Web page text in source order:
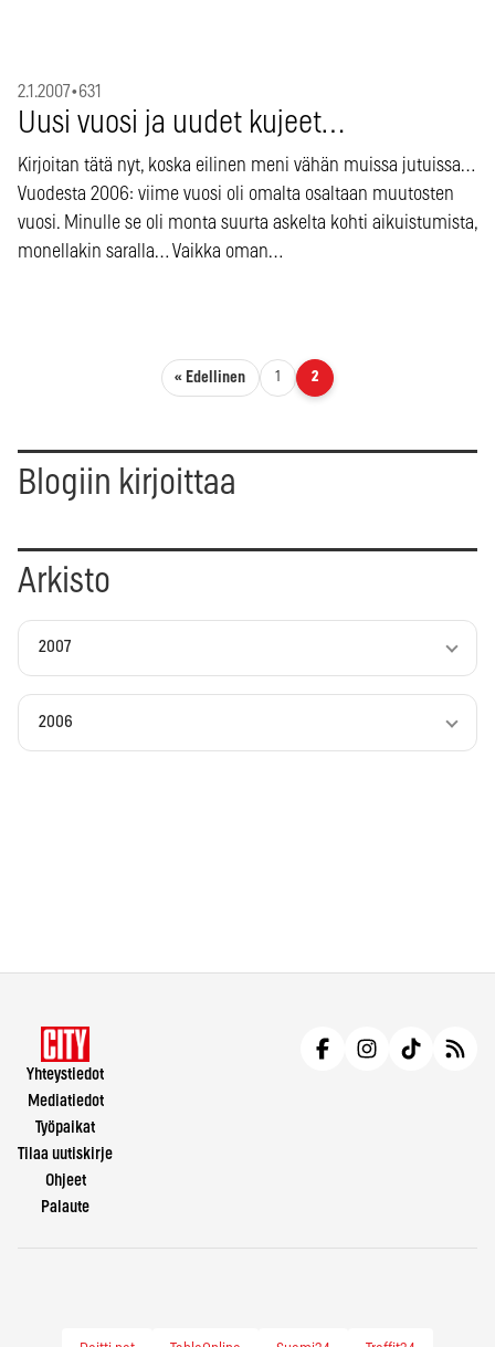
2.1.2007•631
Uusi vuosi ja uudet kujeet…
Kirjoitan tätä nyt, koska eilinen meni vähän muissa jutuissa…
Vuodesta 2006: viime vuosi oli omalta osaltaan muutosten
vuosi. Minulle se oli monta suurta askelta kohti aikuistumista,
monellakin saralla… Vaikka oman…
Artikkelien sivutus
« Edellinen 1 2
Blogiin kirjoittaa
Arkisto
2007
2006
Yhteystiedot
Mediatiedot
Työpaikat
Tilaa uutiskirje
Ohjeet
Palaute